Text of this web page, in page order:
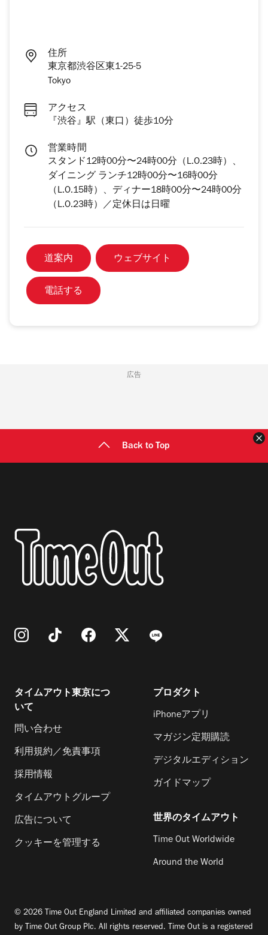
住所
東京都渋谷区東1-25-5
Tokyo
アクセス
『渋谷』駅（東口）徒歩10分
営業時間
スタンド12時00分〜24時00分（L.O.23時）、
ダイニング ランチ12時00分〜16時00分
（L.O.15時）、ディナー18時00分〜24時00分
（L.O.23時）／定休日は日曜
道案内 ウェブサイト
電話する
広告
Back to Top
タイムアウト東京につ
いて
問い合わせ
利用規約／免責事項
採用情報
タイムアウトグループ
広告について
クッキーを管理する
プロダクト
iPhoneアプリ
マガジン定期購読
デジタルエディション
ガイドマップ
世界のタイムアウト
Time Out Worldwide
Around the World
© 2026 Time Out England Limited and affiliated companies owned
by Time Out Group Plc. All rights reserved. Time Out is a registered